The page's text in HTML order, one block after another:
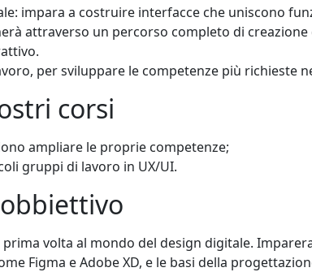
impara a costruire interfacce che uniscono
attraverso un percorso completo di
per sviluppare le competenze più richieste
corsi
ampliare le proprie competenze;
gruppi di lavoro in UX/UI.
prima volta al mondo del design digitale.
Figma e Adobe XD, e le basi della